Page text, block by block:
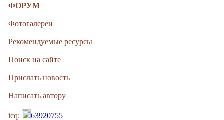
ФОРУМ
Фотогалереи
Рекомендуемые ресурсы
Поиск на сайте
Прислать новость
Написать автору
icq: 63920755